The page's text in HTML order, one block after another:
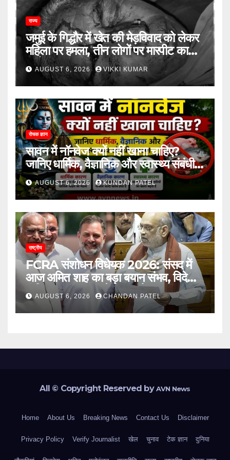
राज्य
जमुई के गिद्धौर में खेत की मेड़विवाद को लेकर
महिला पर हमला, तीन लोगों पर मारपीट का
आरोप
AUGUST 6, 2026 VIKKI KUMAR
रोचक ज्ञान
सावन में नॉनवेज क्यों नहीं खाना चाहिए?
जानिए धार्मिक, वैज्ञानिक और स्वास्थ्य संबंधी
कारण..
AUGUST 6, 2026 KUNDAN PATEL
राष्ट्रीय
FCRA संशोधन विधेयक 2026: संसद में
आज अमित शाह का बड़ा बयान संभव, विदेशी
फंडिंग पर सरकार करेगी बड़ा फैसला
AUGUST 6, 2026 CHANDAN PATEL
All © Copyright Reserved byAVN News
Home About Us Breaking News Contact Us Disclaimer
Privacy Policy Verify Journalist खेल चुनाव टेक ज्ञान दुनिया